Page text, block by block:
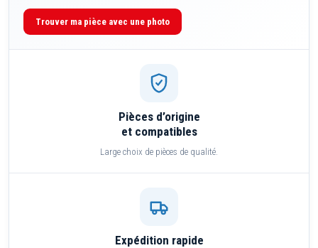
Trouver ma pièce avec une photo
Pièces d’origine
et compatibles
Large choix de pièces de qualité.
Expédition rapide